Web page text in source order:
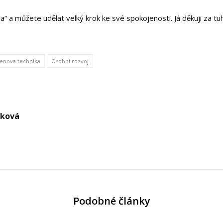
a můžete udělat velký krok ke své spokojenosti. Já děkuji za
technika Osobní rozvoj
Podobné články